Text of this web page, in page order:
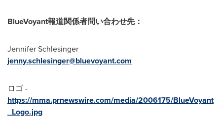
BlueVoyant報道関係者問い合わせ先：
Jennifer Schlesinger
jenny.schlesinger@bluevoyant.com
ロゴ -
https://mma.prnewswire.com/media/2006175/BlueVoyant
_Logo.jpg